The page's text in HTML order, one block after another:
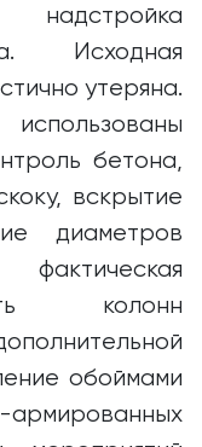
Исходная
утеряна.
бетона,
вскрытие
диаметров
фактическая
колонн
обоймами